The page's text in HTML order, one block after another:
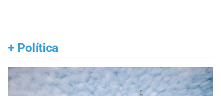
+ Política